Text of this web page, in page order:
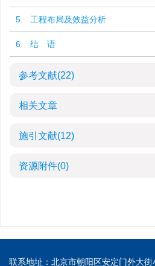
5. 工程布局及效益分析
6. 结 语
参考文献(22)
相关文章
施引文献(12)
资源附件(0)
联系地址：北京市朝阳区安定门外大